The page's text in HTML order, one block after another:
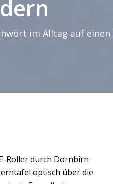
im Alltag auf einen
Roller durch Dornbirn
optisch über die